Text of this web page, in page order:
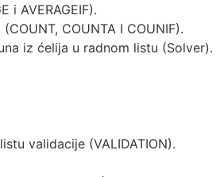
i AVERAGEIF).
COUNTA I COUNIF).
iz ćelija u radnom listu (Solver).
validacije (VALIDATION).